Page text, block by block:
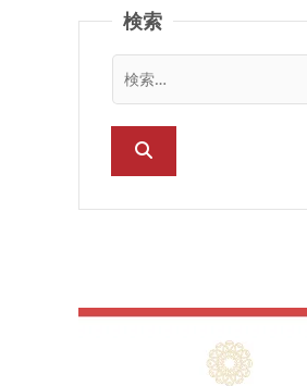
ユリ
ヒマワリ
マム（菊）
検索